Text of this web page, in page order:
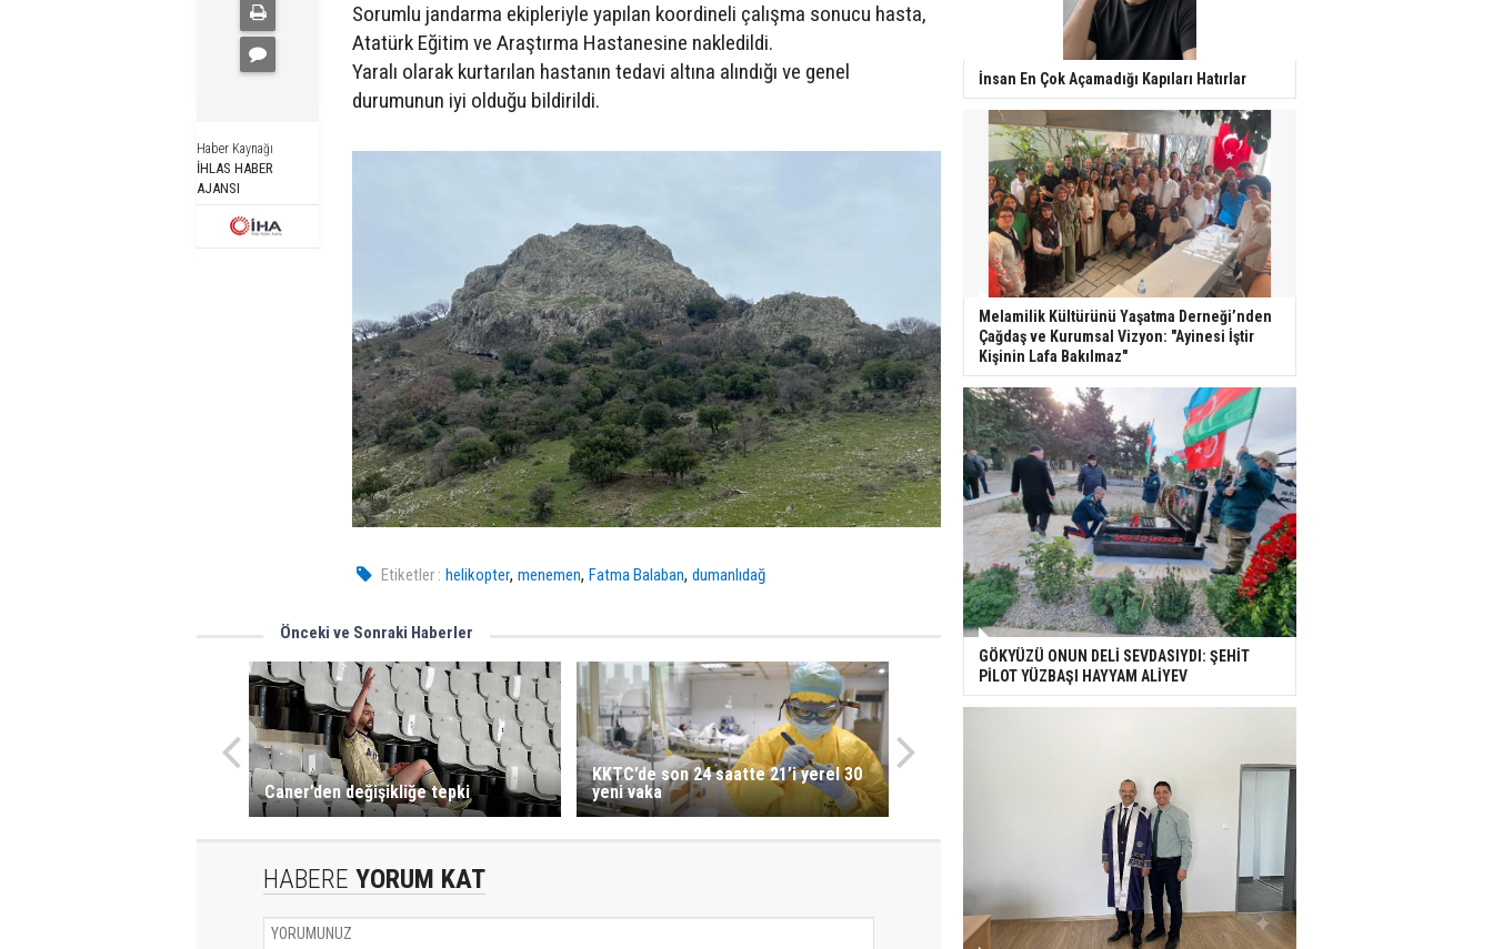
Haber Kaynağı
İHLAS HABER
AJANSI
Sorumlu jandarma ekipleriyle yapılan koordineli çalışma sonucu hasta,
Atatürk Eğitim ve Araştırma Hastanesine nakledildi.
Yaralı olarak kurtarılan hastanın tedavi altına alındığı ve genel
durumunun iyi olduğu bildirildi.
Etiketler : helikopter,menemen,Fatma Balaban,dumanlıdağ
Önceki ve Sonraki Haberler
Caner’den değişikliğe tepki
KKTC’de son 24 saatte 21’i yerel 30
yeni vaka
HABERE YORUM KAT
İnsan En Çok Açamadığı Kapıları Hatırlar
Melamilik Kültürünü Yaşatma Derneği’nden
Çağdaş ve Kurumsal Vizyon: "Ayinesi İştir
Kişinin Lafa Bakılmaz"
GÖKYÜZÜ ONUN DELİ SEVDASIYDI: ŞEHİT
PİLOT YÜZBAŞI HAYYAM ALİYEV